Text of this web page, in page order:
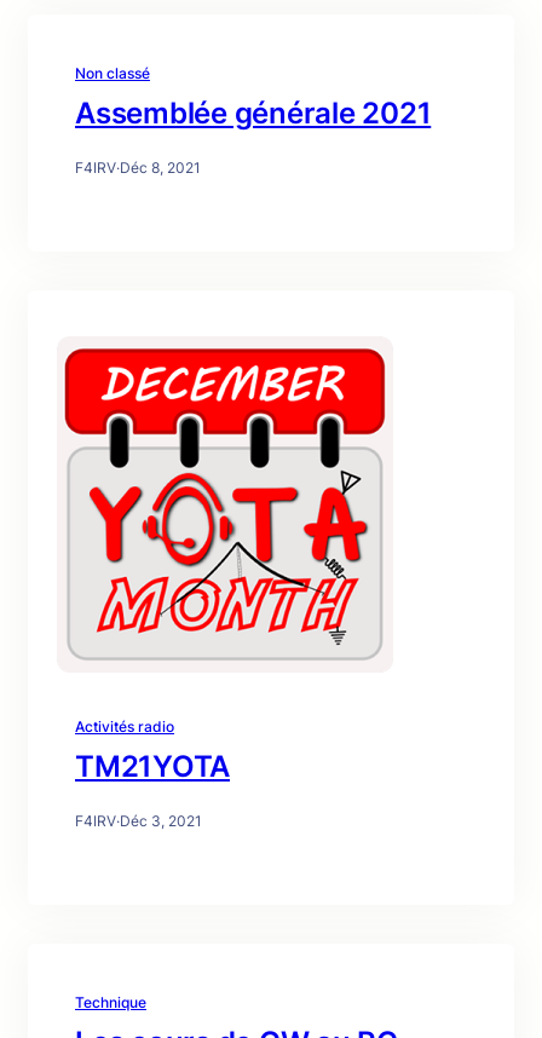
Non classé
Assemblée générale 2021
F4IRV·Déc 8, 2021
Activités radio
TM21YOTA
F4IRV·Déc 3, 2021
Technique